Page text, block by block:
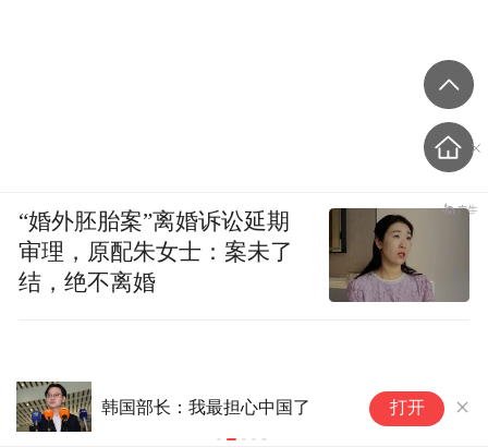
：我最担心中国了
【网通社快报】英飞凌车规级
获联发科天玑汽车座舱平台认证
打开
“婚外胚胎案”离婚诉讼延期
审理，原配朱女士：案未了
结，绝不离婚